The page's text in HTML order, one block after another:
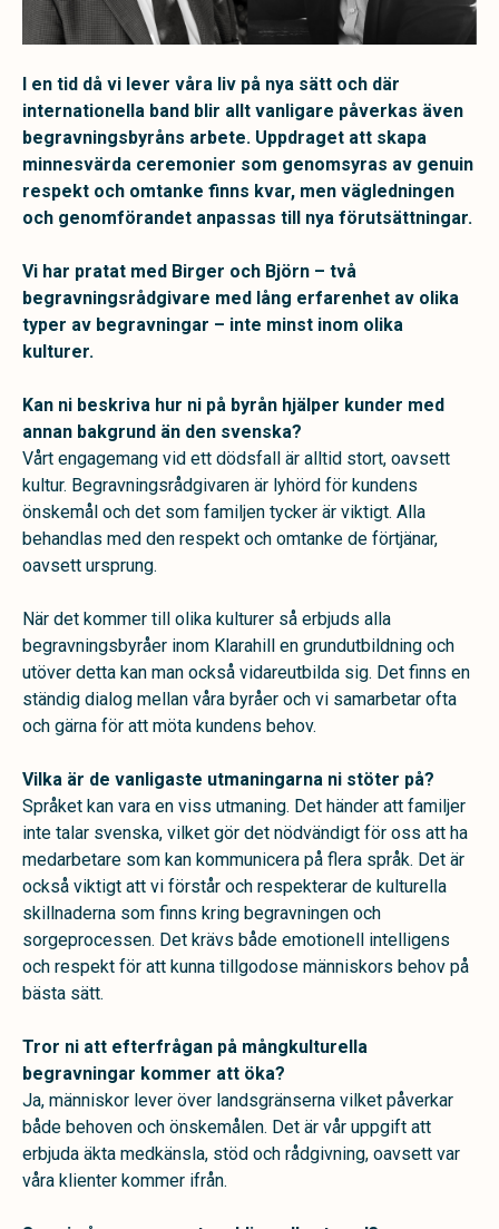
I en tid då vi lever våra liv på nya sätt och där
internationella band blir allt vanligare påverkas även
begravningsbyråns arbete. Uppdraget att skapa
minnesvärda ceremonier som genomsyras av genuin
respekt och omtanke finns kvar, men vägledningen
och genomförandet anpassas till nya förutsättningar.
Vi har pratat med Birger och Björn – två
begravningsrådgivare med lång erfarenhet av olika
typer av begravningar – inte minst inom olika
kulturer.
Kan ni beskriva hur ni på byrån hjälper kunder med
annan bakgrund än den svenska?
Vårt engagemang vid ett dödsfall är alltid stort, oavsett
kultur. Begravningsrådgivaren är lyhörd för kundens
önskemål och det som familjen tycker är viktigt. Alla
behandlas med den respekt och omtanke de förtjänar,
oavsett ursprung.
När det kommer till olika kulturer så erbjuds alla
begravningsbyråer inom Klarahill en grundutbildning och
utöver detta kan man också vidareutbilda sig. Det finns en
ständig dialog mellan våra byråer och vi samarbetar ofta
och gärna för att möta kundens behov.
Vilka är de vanligaste utmaningarna ni stöter på?
Språket kan vara en viss utmaning. Det händer att familjer
inte talar svenska, vilket gör det nödvändigt för oss att ha
medarbetare som kan kommunicera på flera språk. Det är
också viktigt att vi förstår och respekterar de kulturella
skillnaderna som finns kring begravningen och
sorgeprocessen. Det krävs både emotionell intelligens
och respekt för att kunna tillgodose människors behov på
bästa sätt.
Tror ni att efterfrågan på mångkulturella
begravningar kommer att öka?
Ja, människor lever över landsgränserna vilket påverkar
både behoven och önskemålen. Det är vår uppgift att
erbjuda äkta medkänsla, stöd och rådgivning, oavsett var
våra klienter kommer ifrån.